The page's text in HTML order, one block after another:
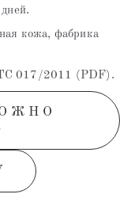
кожа, фабрика
017/2011 (PDF).